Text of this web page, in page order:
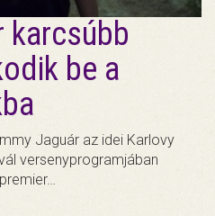
karcsúbb
be a
Jaguár az idei Karlovy
versenyprogramjában